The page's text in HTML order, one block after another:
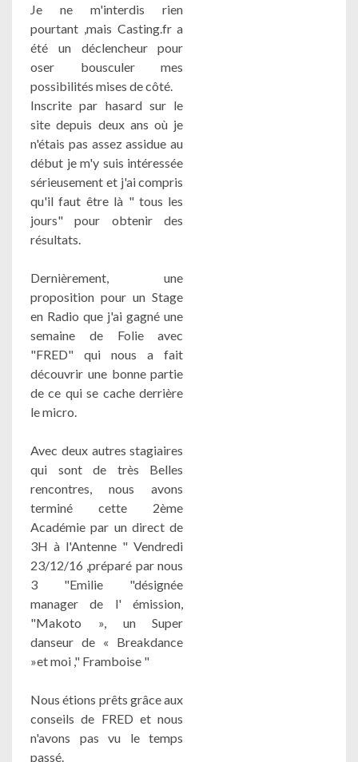
Je ne m'interdis rien
pourtant ,mais Casting.fr a
été un déclencheur pour
oser bousculer mes
possibilités mises de côté.
Inscrite par hasard sur le
site depuis deux ans où je
n'étais pas assez assidue au
début je m'y suis intéressée
sérieusement et j'ai compris
qu'il faut être là " tous les
jours" pour obtenir des
résultats.
Dernièrement, une
proposition pour un Stage
en Radio que j'ai gagné une
semaine de Folie avec
"FRED" qui nous a fait
découvrir une bonne partie
de ce qui se cache derrière
le micro.
Avec deux autres stagiaires
qui sont de très Belles
rencontres, nous avons
terminé cette 2ème
Académie par un direct de
3H à l'Antenne " Vendredi
23/12/16 ,préparé par nous
3 "Emilie "désignée
manager de l' émission,
"Makoto », un Super
danseur de « Breakdance
»et moi ," Framboise "
Nous étions prêts grâce aux
conseils de FRED et nous
n'avons pas vu le temps
passé.